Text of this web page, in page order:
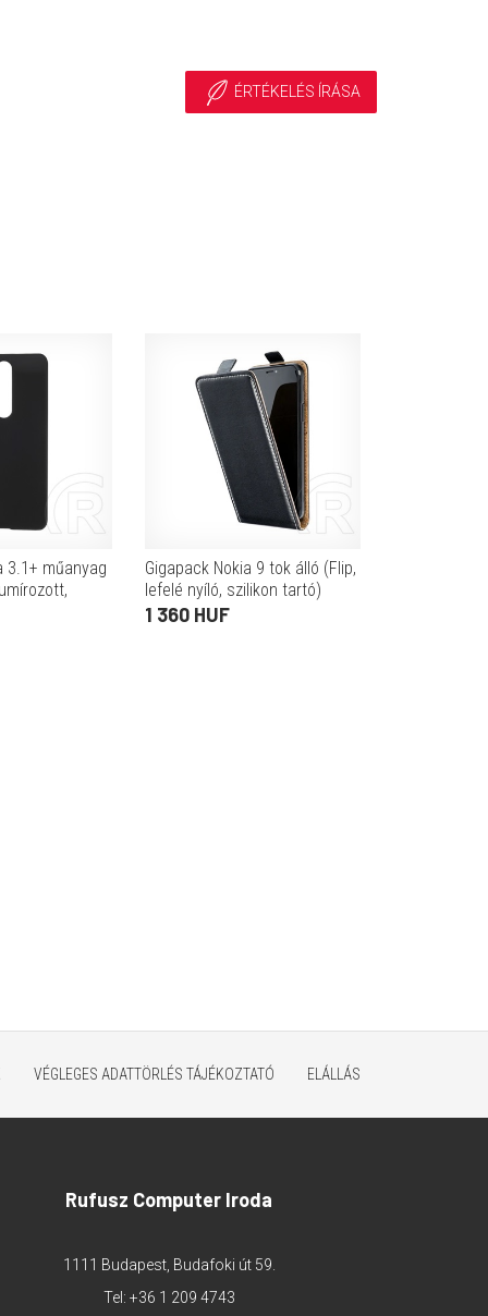
ÉRTÉKELÉS ÍRÁSA
3.1+ műanyag
Gigapack Nokia 9 tok álló (Flip,
lefelé nyíló, szilikon tartó)
fekete
1 360 HUF
VÉGLEGES ADATTÖRLÉS TÁJÉKOZTATÓ ELÁLLÁS
Rufusz Computer Iroda
1111 Budapest, Budafoki út 59.
Tel: +36 1 209 4743